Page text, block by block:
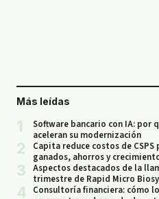
Más leídas
1
Software bancario con IA: por
aceleran su modernización
2
Capita reduce costos de
ganados, ahorros y
3
Aspectos destacados de la
trimestre de Rapid Micro
4
Consultoría financiera: cómo